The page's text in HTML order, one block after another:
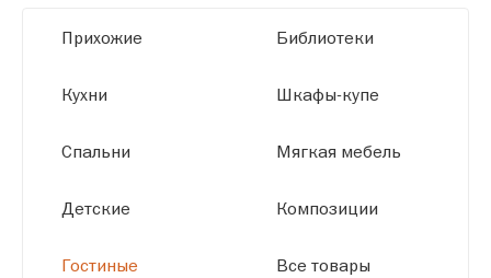
размерам.
Прихожие
Кухни
Спальни
Детские
Гостиные
Библиотеки
Шкафы-купе
Мягкая мебель
Композиции
Все товары